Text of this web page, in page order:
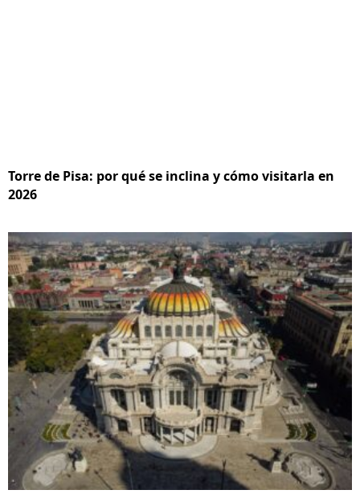
Torre de Pisa: por qué se inclina y cómo visitarla en
2026